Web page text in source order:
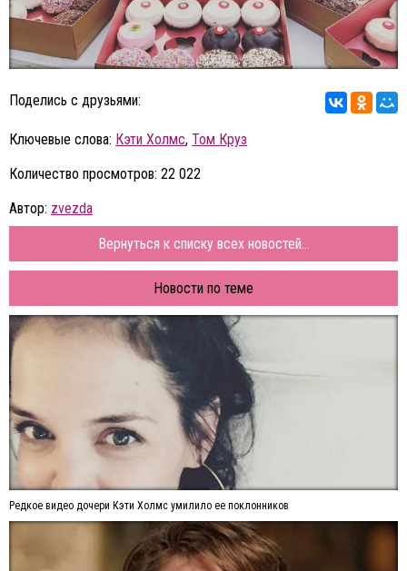
Поделись с друзьями:
Ключевые слова: Кэти Холмс, Том Круз
Количество просмотров: 22 022
Автор: zvezda
Вернуться к списку всех новостей...
Новости по теме
Редкое видео дочери Кэти Холмс умилило ее поклонников